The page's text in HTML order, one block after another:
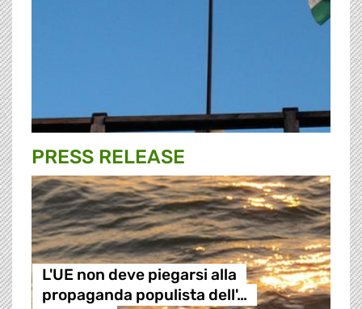
PRESS RELEASE
L'UE non deve piegarsi alla
propaganda populista dell'…